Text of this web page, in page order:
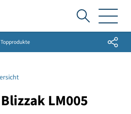
Ich
suche...
Topprodukte Share
LM005